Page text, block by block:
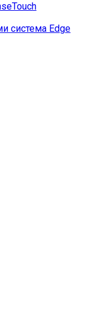
система Edge